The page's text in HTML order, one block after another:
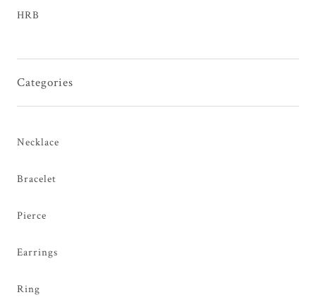
HRB
Categories
Necklace
Bracelet
Pierce
Earrings
Ring